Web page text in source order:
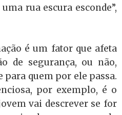
rua escura esconde”,
é um fator que afeta
de segurança, ou não,
quem por ele passa.
por exemplo, é o
vai descrever se for